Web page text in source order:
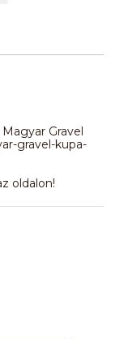
Gravel
gravel-kupa-
oldalon!